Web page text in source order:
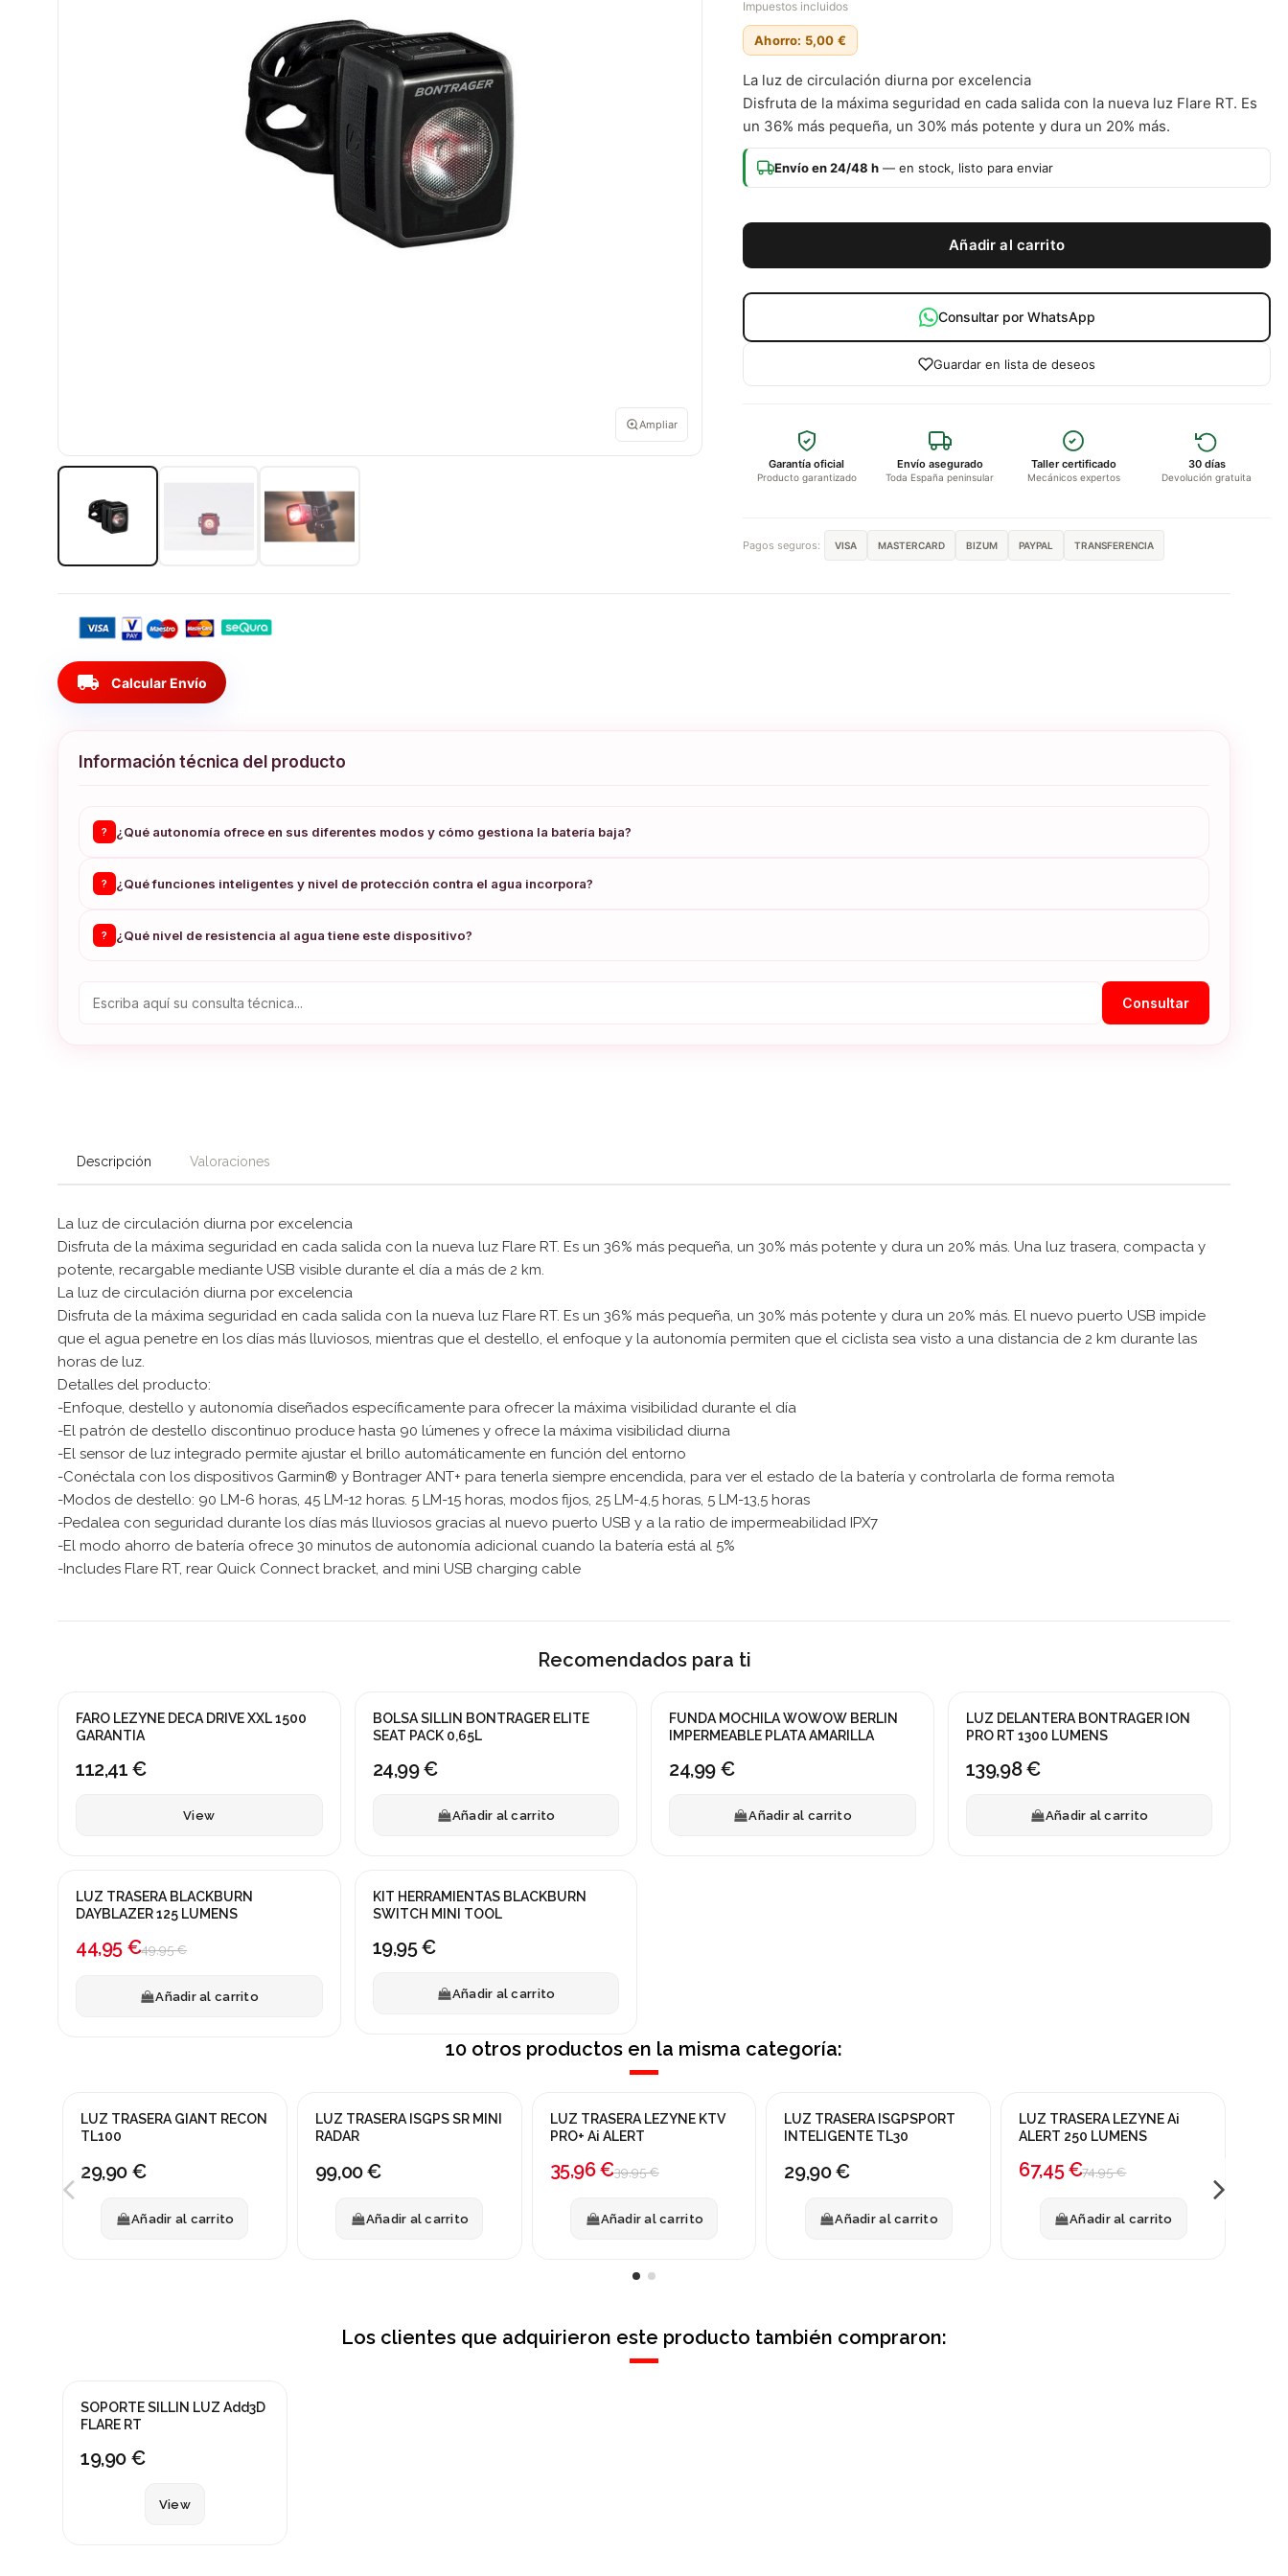
Ampliar
Impuestos incluidos
Ahorro: 5,00 €
La luz de circulación diurna por excelencia
Disfruta de la máxima seguridad en cada salida con la nueva luz Flare RT. Es
un 36% más pequeña, un 30% más potente y dura un 20% más.
Envío en 24/48 h — en stock, listo para enviar
Añadir al carrito
Consultar por WhatsApp
Guardar en lista de deseos
Garantía oficial
Producto garantizado
Envío asegurado
Toda España peninsular
Taller certificado
Mecánicos expertos
30 días
Devolución gratuita
Pagos seguros: VISA MASTERCARD BIZUM PAYPAL TRANSFERENCIA
local_shipping Calcular Envío
Información técnica del producto
? ¿Qué autonomía ofrece en sus diferentes modos y cómo gestiona la batería baja?
? ¿Qué funciones inteligentes y nivel de protección contra el agua incorpora?
? ¿Qué nivel de resistencia al agua tiene este dispositivo?
Consultar
Descripción Valoraciones
La luz de circulación diurna por excelencia
Disfruta de la máxima seguridad en cada salida con la nueva luz Flare RT. Es un 36% más pequeña, un 30% más potente y dura un 20% más. Una luz trasera, compacta y
potente, recargable mediante USB visible durante el día a más de 2 km.
La luz de circulación diurna por excelencia
Disfruta de la máxima seguridad en cada salida con la nueva luz Flare RT. Es un 36% más pequeña, un 30% más potente y dura un 20% más. El nuevo puerto USB impide
que el agua penetre en los días más lluviosos, mientras que el destello, el enfoque y la autonomía permiten que el ciclista sea visto a una distancia de 2 km durante las
horas de luz.
Detalles del producto:
-Enfoque, destello y autonomía diseñados específicamente para ofrecer la máxima visibilidad durante el día
-El patrón de destello discontinuo produce hasta 90 lúmenes y ofrece la máxima visibilidad diurna
-El sensor de luz integrado permite ajustar el brillo automáticamente en función del entorno
-Conéctala con los dispositivos Garmin® y Bontrager ANT+ para tenerla siempre encendida, para ver el estado de la batería y controlarla de forma remota
-Modos de destello: 90 LM-6 horas, 45 LM-12 horas. 5 LM-15 horas, modos fijos, 25 LM-4,5 horas, 5 LM-13,5 horas
-Pedalea con seguridad durante los días más lluviosos gracias al nuevo puerto USB y a la ratio de impermeabilidad IPX7
-El modo ahorro de batería ofrece 30 minutos de autonomía adicional cuando la batería está al 5%
-Includes Flare RT, rear Quick Connect bracket, and mini USB charging cable
Recomendados para ti
FARO LEZYNE DECA DRIVE XXL 1500
GARANTIA
112,41 €
View
BOLSA SILLIN BONTRAGER ELITE
SEAT PACK 0,65L
24,99 €
Añadir al carrito
FUNDA MOCHILA WOWOW BERLIN
IMPERMEABLE PLATA AMARILLA
24,99 €
Añadir al carrito
LUZ DELANTERA BONTRAGER ION
PRO RT 1300 LUMENS
139,98 €
Añadir al carrito
¡En oferta!
LUZ TRASERA BLACKBURN
DAYBLAZER 125 LUMENS
44,95 €49,95 €
Añadir al carrito
KIT HERRAMIENTAS BLACKBURN
SWITCH MINI TOOL
19,95 €
Añadir al carrito
10 otros productos en la misma categoría:
LUZ TRASERA GIANT RECON
TL100
29,90 €
Añadir al carrito
LUZ TRASERA ISGPS SR MINI
RADAR
99,00 €
Añadir al carrito
¡En oferta!
LUZ TRASERA LEZYNE KTV
PRO+ Ai ALERT
35,96 €39,95 €
Añadir al carrito
LUZ TRASERA ISGPSPORT
INTELIGENTE TL30
29,90 €
Añadir al carrito
¡En oferta!
LUZ TRASERA LEZYNE Ai
ALERT 250 LUMENS
67,45 €74,95 €
Añadir al carrito
Los clientes que adquirieron este producto también compraron:
SOPORTE SILLIN LUZ Add3D
FLARE RT
19,90 €
View